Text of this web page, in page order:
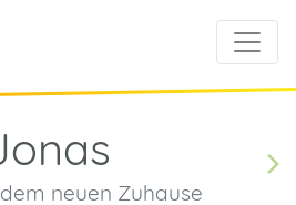
neuen Zuhause